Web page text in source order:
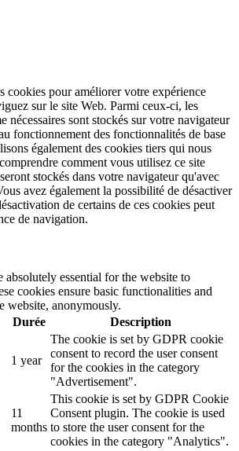
cookies pour améliorer votre expérience
sur le site Web. Parmi ceux-ci, les
nécessaires sont stockés sur votre navigateur
fonctionnement des fonctionnalités de base
également des cookies tiers qui nous
comment vous utilisez ce site
stockés dans votre navigateur qu'avec
avez également la possibilité de désactiver
de certains de ces cookies peut
de navigation.
absolutely essential for the website to
cookies ensure basic functionalities and
website, anonymously.
Durée
Description
1 year
The cookie is set by GDPR cookie
consent to record the user consent
for the cookies in the category
"Advertisement".
11
months
This cookie is set by GDPR Cookie
Consent plugin. The cookie is used
to store the user consent for the
cookies in the category "Analytics".